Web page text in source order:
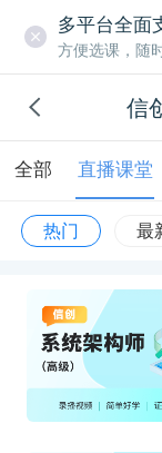
多平台全面
方便选课，随
信
全部 直播课堂
热门 最